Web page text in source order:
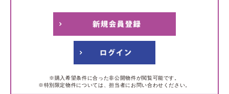
※購入希望条件に合った非公開物件が閲覧可能です。
※特別限定物件については、担当者にお問い合わせください。